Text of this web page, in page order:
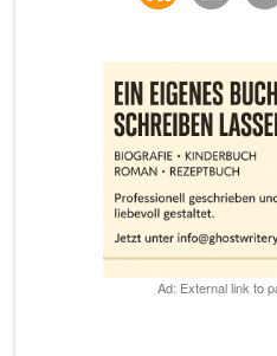
Ad: External link to